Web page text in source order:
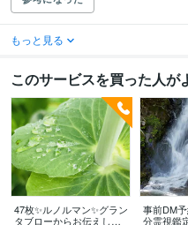
もっと見る
このサービスを買った人が
47枚✨ルノルマン✨グラン
タブローからお伝えしま
事前DM
分霊視鑑